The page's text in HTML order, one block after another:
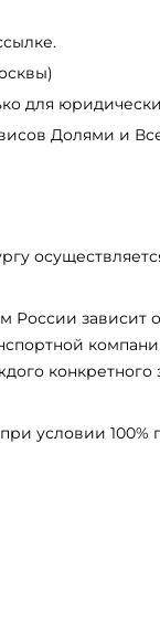
для
Долями и
России зависит
конкретного
условии 100%